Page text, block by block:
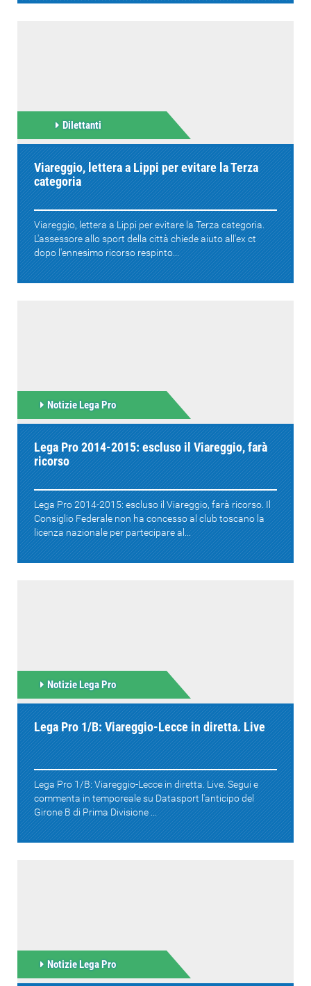
Dilettanti
Viareggio, lettera a Lippi per evitare la Terza
categoria
Viareggio, lettera a Lippi per evitare la Terza categoria.
L'assessore allo sport della città chiede aiuto all'ex ct
dopo l'ennesimo ricorso respinto...
Notizie Lega Pro
Lega Pro 2014-2015: escluso il Viareggio, farà
ricorso
Lega Pro 2014-2015: escluso il Viareggio, farà ricorso. Il
Consiglio Federale non ha concesso al club toscano la
licenza nazionale per partecipare al...
Notizie Lega Pro
Lega Pro 1/B: Viareggio-Lecce in diretta. Live
Lega Pro 1/B: Viareggio-Lecce in diretta. Live. Segui e
commenta in temporeale su Datasport l'anticipo del
Girone B di Prima Divisione ...
Notizie Lega Pro